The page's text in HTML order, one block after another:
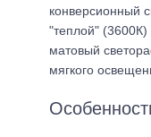
конверсионный
"теплой"
матовый
мягкого